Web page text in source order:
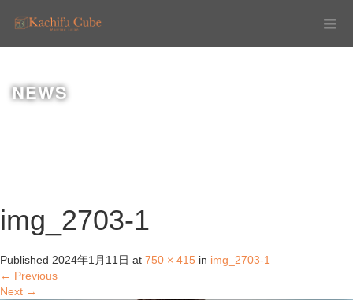
NEWS
img_2703-1
Published 2024年1月11日 at 750 × 415 in img_2703-1
← Previous
Next →